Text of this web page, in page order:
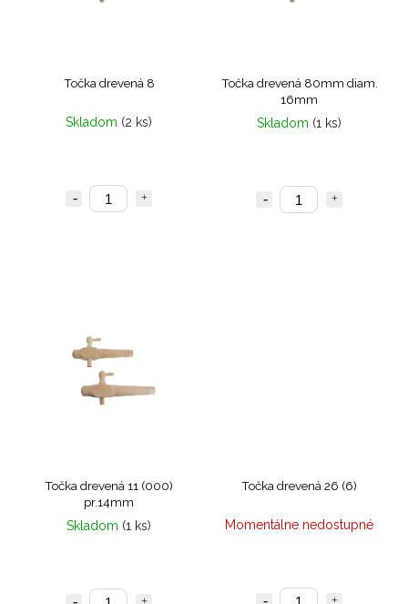
Točka drevená 8
Skladom (2 ks)
Točka drevená 80mm diam.
16mm
Skladom (1 ks)
Točka drevená 11 (000)
pr.14mm
Skladom (1 ks)
Točka drevená 26 (6)
Momentálne nedostupné